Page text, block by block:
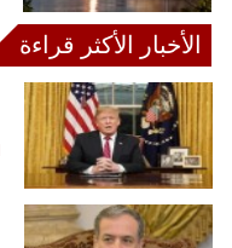
الأخبار الأكثر قراءة